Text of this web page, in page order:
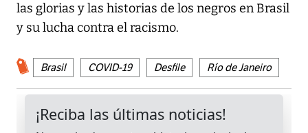
las glorias y las historias de los negros en Brasil
y su lucha contra el racismo.
Brasil COVID-19 Desfile Río de Janeiro